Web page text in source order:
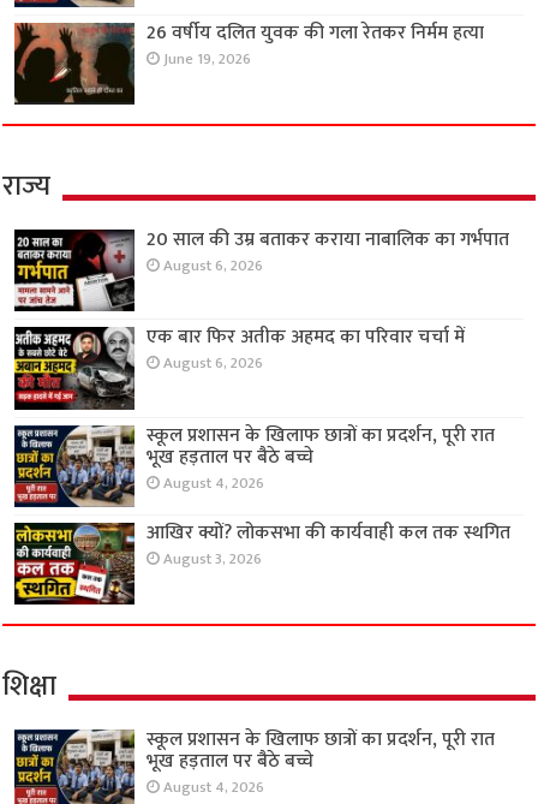
26 वर्षीय दलित युवक की गला रेतकर निर्मम हत्या
June 19, 2026
राज्य
20 साल की उम्र बताकर कराया नाबालिक का गर्भपात
August 6, 2026
एक बार फिर अतीक अहमद का परिवार चर्चा में
August 6, 2026
स्कूल प्रशासन के खिलाफ छात्रों का प्रदर्शन, पूरी रात
भूख हड़ताल पर बैठे बच्चे
August 4, 2026
आखिर क्यों? लोकसभा की कार्यवाही कल तक स्थगित
August 3, 2026
शिक्षा
स्कूल प्रशासन के खिलाफ छात्रों का प्रदर्शन, पूरी रात
भूख हड़ताल पर बैठे बच्चे
August 4, 2026